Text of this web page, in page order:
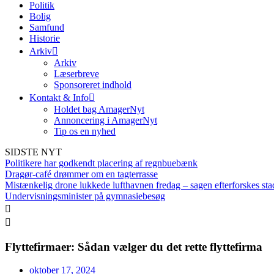
Politik
Bolig
Samfund
Historie
Arkiv
Arkiv
Læserbreve
Sponsoreret indhold
Kontakt & Info
Holdet bag AmagerNyt
Annoncering i AmagerNyt
Tip os en nyhed
SIDSTE NYT
Politikere har godkendt placering af regnbuebænk
Dragør-café drømmer om en tagterrasse
Mistænkelig drone lukkede lufthavnen fredag – sagen efterforskes
Undervisningsminister på gymnasiebesøg
Flyttefirmaer: Sådan vælger du det rette flyttefirma
oktober 17, 2024